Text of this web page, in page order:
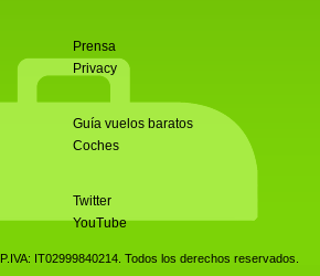
Prensa
Privacy
Guía vuelos baratos
Coches
Twitter
YouTube
P.IVA: IT02999840214. Todos los derechos reservados.